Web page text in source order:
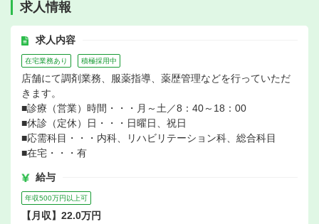
求人情報
求人内容
在宅業務あり 積極採用中
店舗にて調剤業務、服薬指導、薬歴管理などを行っていただ
きます。
■診療（営業）時間・・・月～土／8：40～18：00
■休診（定休）日・・・日曜日、祝日
■応需科目・・・内科、リハビリテーション科、総合科目
■在宅・・・有
給与
年収500万円以上可
【月収】22.0万円